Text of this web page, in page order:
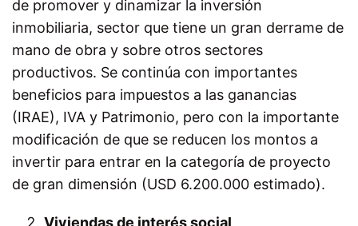
de promover y dinamizar la inversión
inmobiliaria, sector que tiene un gran derrame de
mano de obra y sobre otros sectores
productivos. Se continúa con importantes
beneficios para impuestos a las ganancias
(IRAE), IVA y Patrimonio, pero con la importante
modificación de que se reducen los montos a
invertir para entrar en la categoría de proyecto
de gran dimensión (USD 6.200.000 estimado).
Viviendas de interés social